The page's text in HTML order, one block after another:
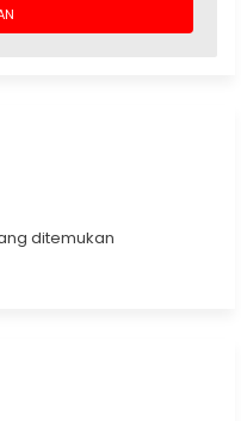
ditemukan